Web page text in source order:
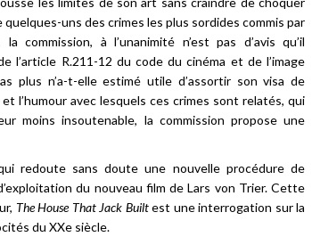
uns des crimes les plus sordides commis par
à l’unanimité n’est pas d’avis qu’il
l’article R.211-12 du code du cinéma et de l’image
plus n’a-t-elle estimé utile d’assortir son visa de
l’humour avec lesquels ces crimes sont relatés, qui
moins insoutenable, la commission propose une
redoute sans doute une nouvelle procédure de
du nouveau film de Lars von Trier. Cette
The House That Jack Builtest une interrogation sur la
du XXe siècle.